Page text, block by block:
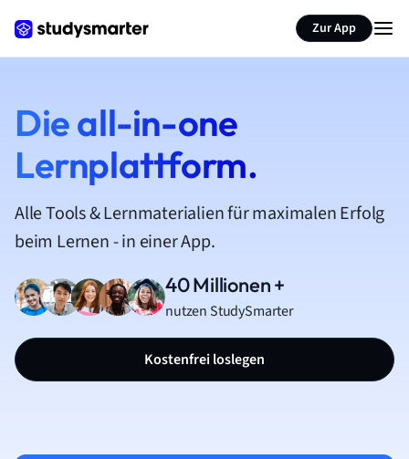
Zur App
Die all-in-one
Lernplattform.
Alle Tools & Lernmaterialien für maximalen Erfolg
beim Lernen - in einer App.
40 Millionen +
nutzen StudySmarter
Kostenfrei loslegen